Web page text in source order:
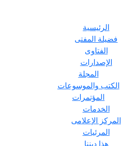
الرئيسية
فضيلة المفتى
الفتاوى
الإصدارات
المجلة
الكتب والموسوعات
المؤتمرات
الخدمات
المركز الإعلامى
المرئيات
هذا ديننا